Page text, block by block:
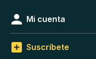
Mi cuenta
Suscríbete